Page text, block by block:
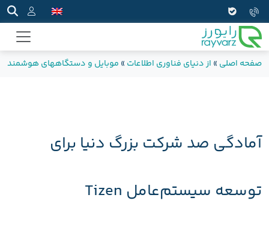
صفحه اصلی » از دنیای فناوری اطلاعات » موبایل و دستگاههای هوشمند
آمادگی صد شرکت بزرگ دنیا برای
توسعه سیستم‌عامل Tizen